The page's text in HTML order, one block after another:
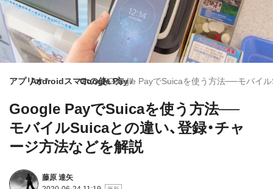
に
移
動
アプリオAndroidスマホの使い方
Google PayGoogle PayでSuicaを使う方法──モバイル
Google PayでSuicaを使う方法──
モバイルSuicaとの違い、登録・チャ
ージ方法などを解説
藤原 達矢